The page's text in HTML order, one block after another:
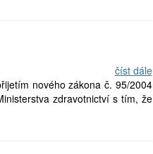
číst dále
nového zákona č. 95/2004
zdravotnictví s tím, že